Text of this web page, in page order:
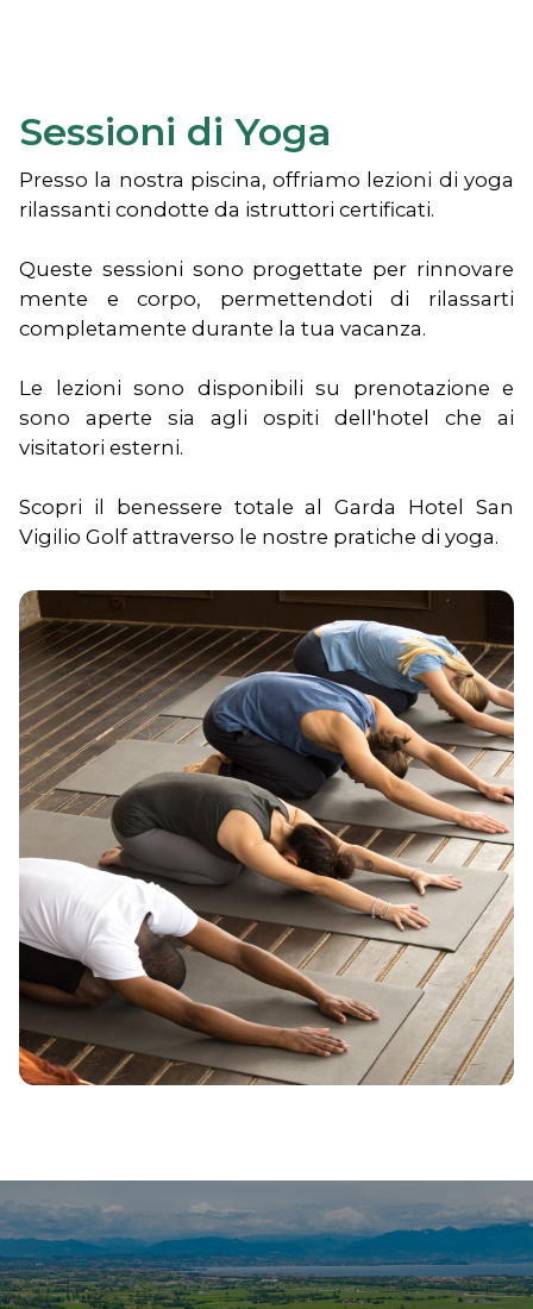
Sessioni di Yoga
Presso la nostra piscina, offriamo lezioni di yoga
rilassanti condotte da istruttori certificati.
Queste sessioni sono progettate per rinnovare
mente e corpo, permettendoti di rilassarti
completamente durante la tua vacanza.
Le lezioni sono disponibili su prenotazione e
sono aperte sia agli ospiti dell'hotel che ai
visitatori esterni.
Scopri il benessere totale al Garda Hotel San
Vigilio Golf attraverso le nostre pratiche di yoga.